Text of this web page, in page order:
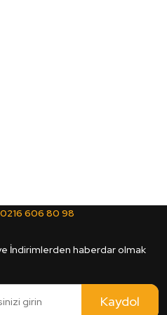
0216 606 80 98
İndirimlerden haberdar olmak
Kaydol